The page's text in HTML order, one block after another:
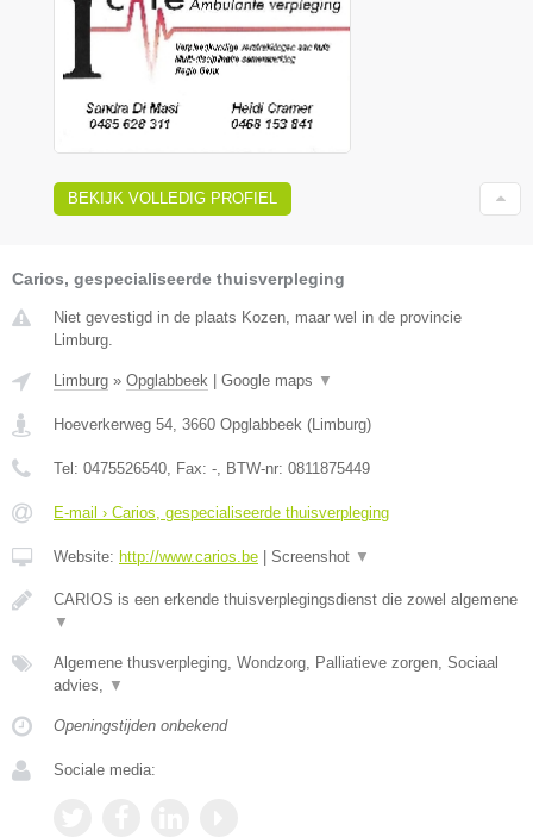
BEKIJK VOLLEDIG PROFIEL
Carios, gespecialiseerde thuisverpleging
Niet gevestigd in de plaats Kozen, maar wel in de provincie
Limburg.
Limburg » Opglabbeek Google maps ▼
Hoeverkerweg 54 3660 Opglabbeek ( Limburg)
Tel: 0475526540 , Fax: - , BTW-nr: 0811875449
E-mail › Carios, gespecialiseerde thuisverpleging
Website: http://www.carios.be Screenshot ▼
CARIOS is een erkende thuisverplegingsdienst die zowel algemene
▼
Algemene thusverpleging, Wondzorg, Palliatieve zorgen, Sociaal
advies,
▼
Openingstijden onbekend
Sociale media: